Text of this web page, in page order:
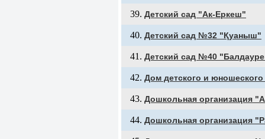
Детский сад "Ак-Еркеш"
Детский сад №32 "Қуаныш"
Детский сад №40
Дом детского и юношеского
Дошкольная организация
Дошкольная организация